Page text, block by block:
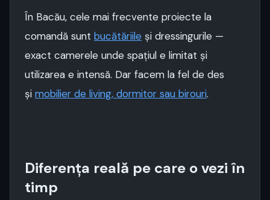
În Bacău, cele mai frecvente proiecte la
comandă sunt bucătăriile și dressingurile —
exact camerele unde spațiul e limitat și
utilizarea e intensă. Dar facem la fel de des
și mobilier de living, dormitor sau birouri.
Diferența reală pe care o vezi în
timp